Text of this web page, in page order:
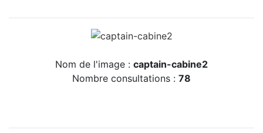
Nom de l'image : captain-cabine2
Nombre consultations : 78